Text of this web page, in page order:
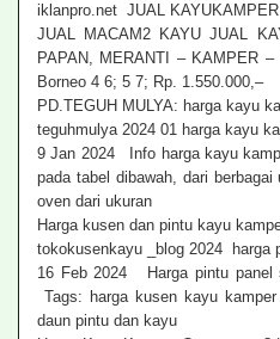
iklanpro.net JUAL KAYUKAMPER
JUAL MACAM2 KAYU JUAL
PAPAN, MERANTI – KAMPER
Borneo 4 6; 5 7; Rp. 1.550.000,–
PD.TEGUH MULYA: harga kayu
teguhmulya 2024 01 harga kayu
9 Jan 2024 Info harga kayu
pada tabel dibawah, dari
oven dari ukuran
Harga kusen dan pintu kayu
tokokusenkayu _blog 2024 harga
16 Feb 2024 Harga pintu panel
Tags: harga kusen kayu
daun pintu dan kayu